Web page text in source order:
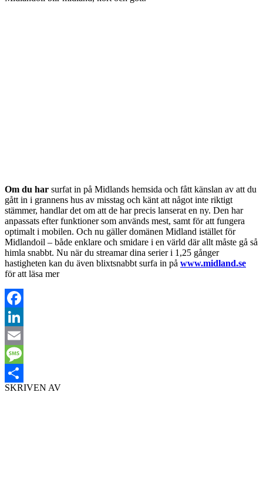
Om du har surfat in på Midlands hemsida och fått känslan av att du
gått in i grannens hus av misstag och känt att något inte riktigt
stämmer, handlar det om att de har precis lanserat en ny. Den har
anpassats efter funktioner som används mest, samt för att fungera
optimalt i mobilen. Och nu gäller domänen Midland istället för
Midlandoil – både enklare och smidare i en värld där allt måste gå så
himla snabbt. Nu när du streamar dina serier i 1,25 gånger
hastigheten kan du även blixtsnabbt surfa in på www.midland.se
för att läsa mer
Facebook
LinkedIn
Email
Message
Dela
SKRIVEN AV